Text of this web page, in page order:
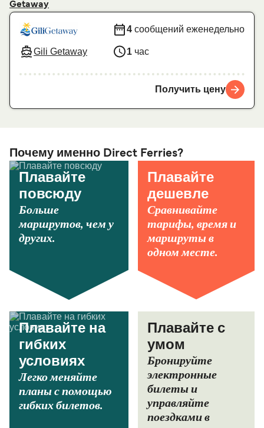
Getaway
Gili Getaway
4 сообщений еженедельно
1 час
Получить цену
Почему именно Direct Ferries?
Плавайте
повсюду
Больше
маршрутов, чем у
других.
Плавайте
дешевле
Сравнивайте
тарифы, время и
маршруты в
одном месте.
Плавайте на
гибких
условиях
Легко меняйте
планы с помощью
гибких билетов.
Плавайте с
умом
Бронируйте
электронные
билеты и
управляйте
поездками в